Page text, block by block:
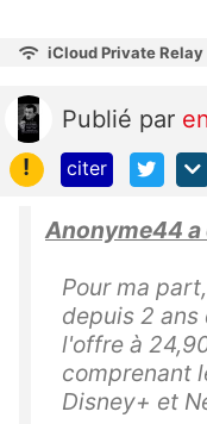
iCloud Private Relay
Publié par
!
citer
Anonyme44 a
Pour ma
depuis 2
l'offre à
comprenant
Disney+ et